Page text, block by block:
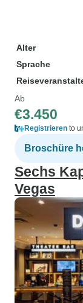
Alter
Sprache
Ab
€3.450
Registrieren to
Broschüre
Sechs
Vegas